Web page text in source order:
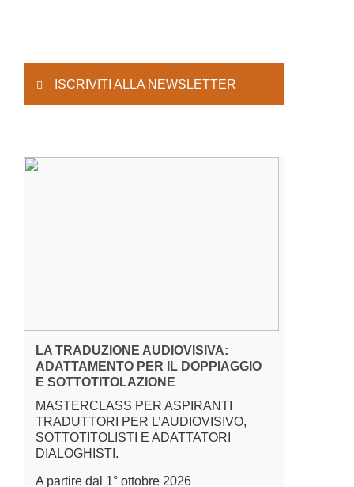
ISCRIVITI ALLA NEWSLETTER
LA TRADUZIONE AUDIOVISIVA:
ADATTAMENTO PER IL DOPPIAGGIO
E SOTTOTITOLAZIONE
MASTERCLASS PER ASPIRANTI
TRADUTTORI PER L’AUDIOVISIVO,
SOTTOTITOLISTI E ADATTATORI
DIALOGHISTI.
A partire dal 1° ottobre 2026